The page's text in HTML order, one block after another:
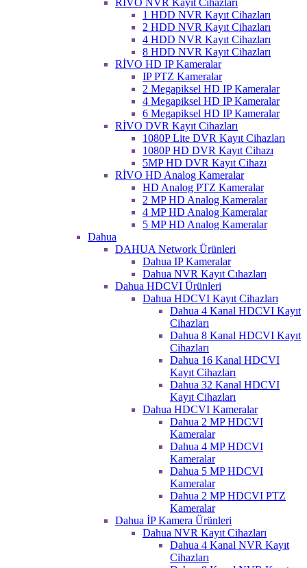
RİVO NVR Kayıt Cihazları
1 HDD NVR Kayıt Cihazları
2 HDD NVR Kayıt Cihazları
4 HDD NVR Kayıt Cihazları
8 HDD NVR Kayıt Cihazları
RİVO HD IP Kameralar
IP PTZ Kameralar
2 Megapiksel HD IP Kameralar
4 Megapiksel HD IP Kameralar
6 Megapiksel HD IP Kameralar
RİVO DVR Kayıt Cihazları
1080P Lite DVR Kayıt Cihazları
1080P HD DVR Kayıt Cihazı
5MP HD DVR Kayıt Cihazı
RİVO HD Analog Kameralar
HD Analog PTZ Kameralar
2 MP HD Analog Kameralar
4 MP HD Analog Kameralar
5 MP HD Analog Kameralar
Dahua
DAHUA Network Ürünleri
Dahua IP Kameralar
Dahua NVR Kayıt Cıhazları
Dahua HDCVI Ürünleri
Dahua HDCVI Kayıt Cihazları
Dahua 4 Kanal HDCVI Kayıt
Cihazları
Dahua 8 Kanal HDCVI Kayıt
Cihazları
Dahua 16 Kanal HDCVI
Kayıt Cihazları
Dahua 32 Kanal HDCVI
Kayıt Cihazları
Dahua HDCVI Kameralar
Dahua 2 MP HDCVI
Kameralar
Dahua 4 MP HDCVI
Kameralar
Dahua 5 MP HDCVI
Kameralar
Dahua 2 MP HDCVI PTZ
Kameralar
Dahua İP Kamera Ürünleri
Dahua NVR Kayıt Cihazları
Dahua 4 Kanal NVR Kayıt
Cihazları